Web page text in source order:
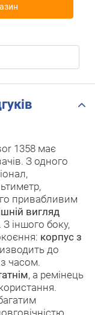
1358 має
З одного
привабливим
вигляд
. З іншого боку,
корпус з
до
часом.
, а ремінець